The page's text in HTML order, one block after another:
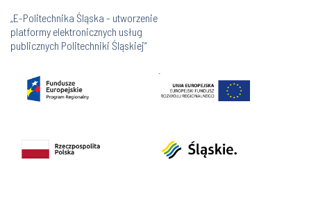
„E-Politechnika Śląska - utworzenie
platformy elektronicznych usług
publicznych Politechniki Śląskiej”